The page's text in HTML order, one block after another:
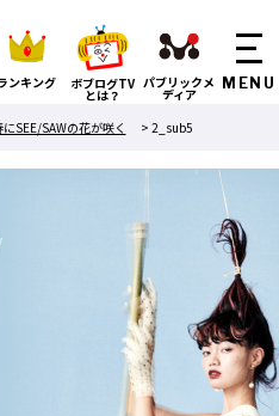
ンキング ボブログTV
とは？
パブリックメ
ディア
にSEE/SAWの花が咲く > 2_sub5